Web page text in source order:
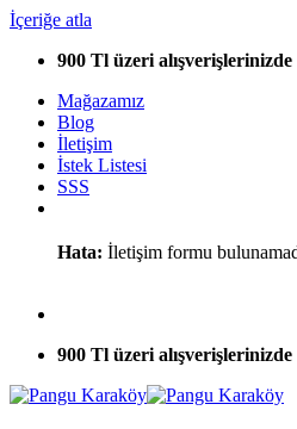
İçeriğe atla
900 Tl üzeri
Mağazamız
Blog
İletişim
İstek Listesi
SSS
Hata: İletişim formu
900 Tl üzeri